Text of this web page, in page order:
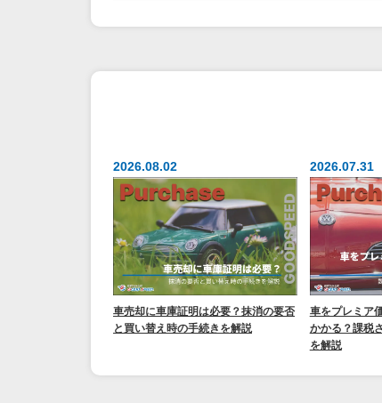
2026.08.02
車売却に車庫証明は必要？抹消の要否
と買い替え時の手続きを解説
2026.07.31
車をプレミア
かかる？課税
を解説